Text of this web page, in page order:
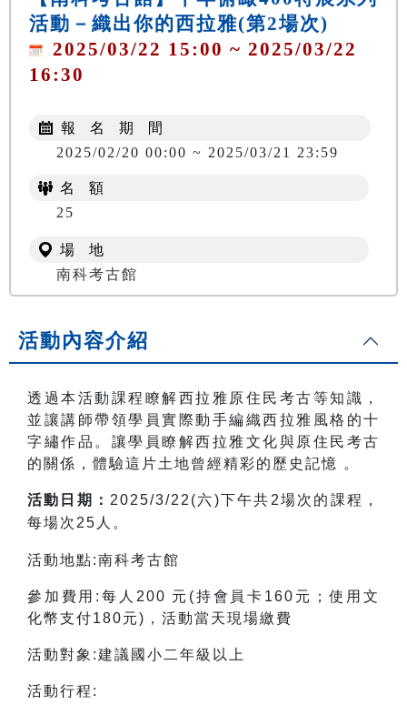
活動－織出你的西拉雅(第2場次)
2025/03/22 15:00 ~ 2025/03/22
16:30
報 名 期 間
2025/02/20 00:00 ~ 2025/03/21 23:59
名 額
25
場 地
南科考古館
活動內容介紹
透過本活動課程瞭解西拉雅原住民考古等知識，
並讓講師帶領學員實際動手編織西拉雅風格的十
字繡作品。讓學員瞭解西拉雅文化與原住民考古
的關係，體驗這片土地曾經精彩的歷史記憶 。
活動日期： 2025/3/22(六)下午共 2場次的課程，
每場次 25 人。
活動地點:南科考古館
參加費用:每人200 元(持會員卡160元；使用文
化幣支付180元)，活動當天現場繳費
活動對象:建議國小二年級以上
活動行程: